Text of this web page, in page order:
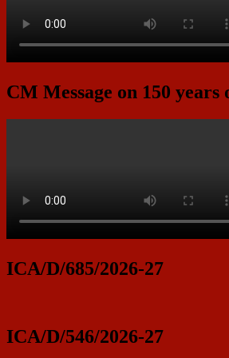
CM Message on 150
ICA/D/685/2026-27
ICA/D/546/2026-27